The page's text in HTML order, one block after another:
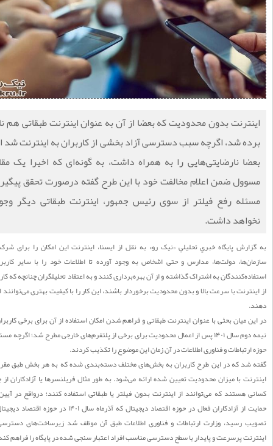
بدون محدودیت که بعضا از آن به عنوان اینترنت طبقاتی هم نام
شد، اگرچه سبب دسترسی آزاد بخشی از کاربران به اینترنت شد اما
نارضایتی‌هایی را به همراه داشت، به گونه‌ای که اخیرا یک مقام
ضمن اعلام مخالفت خود با این طرح گفته درصورت تحقق پیگیری
رفع فیلتر از سوی رئیس جمهور، اینترنت طبقاتی دیگر وجود
داشت.
پايگاه خبري تحليلي «نيک رو» به نقل از ایسنا، اینترنت این امکان را برای شرکت‌ها،
دولت‌ها، مدارس و حتی اشخاص به وجود آورده تا اطلاعات خود را با سایر کاربران و
به اشتراک گذاشته و از آن بهره‌برداری کنند و به اعتقاد تحلیلگران چنانچه که کاربران
با سرعت بالا و بدون محدودیت برخوردار باشند، این کار را با کیفیت بهتری می‌توانند انجام
میان بحثی با عنوان اینترنت طبقاتی و فراهم شدن امکان استفاده از آن برای برخی کاربران، از
نیمه دوم سال ۱۴۰۱ پس از اعمال محدودیت برای برخی از پلتفرم‌های خارجی مطرح شد؛ اگرچه مسئولان
و فناوری اطلاعات در آن زمان این موضوع را تکذیب کردند.
شد که در این طرح کاربران به بخش‌های مختلف دسته‌بندی شده که به هر بخش طبق مقررات،
با میزان محدودیت تعیین شده ارائه می‌شود. به طور مثال فریلنسرها یا آزادکاران از جمله
هستند که می‌توانند از اینترنت بدون فیلتر یا طبقاتی استفاده کنند؛ درواقع در آیین‌نامه
حمایت از آزادکاران فعال در حوزه اقتصاد دیجیتال که آذرماه سال ۱۴۰۱ در حوزه اقتصاد دیجیتال به
رسید، وزارت ارتباطات و فناوری اطلاعات طبق آن موظف شد زیرساخت‌های دسترسی به
پرسرعت و پایدار با سطح دسترسی مناسب افراد اعتبار سنجی شده در پایگاه را فراهم کند.